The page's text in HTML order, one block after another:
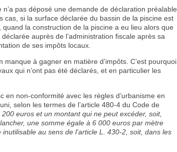
pas déposé une demande de déclaration préalable
si la surface déclarée du bassin de la piscine est
la construction de la piscine a eu lieu alors que
auprès de l’administration fiscale après sa
de ses impôts locaux.
à gagner en matière d’impôts. C’est pourquoi
qui n’ont pas été déclarés, et en particulier les
en non-conformité avec les règles d’urbanisme en
selon les termes de l’article 480-4 du Code de
euros et un montant qui ne peut excéder, soit,
une somme égale à 6 000 euros par mètre
au sens de l'article L. 430-2, soit, dans les